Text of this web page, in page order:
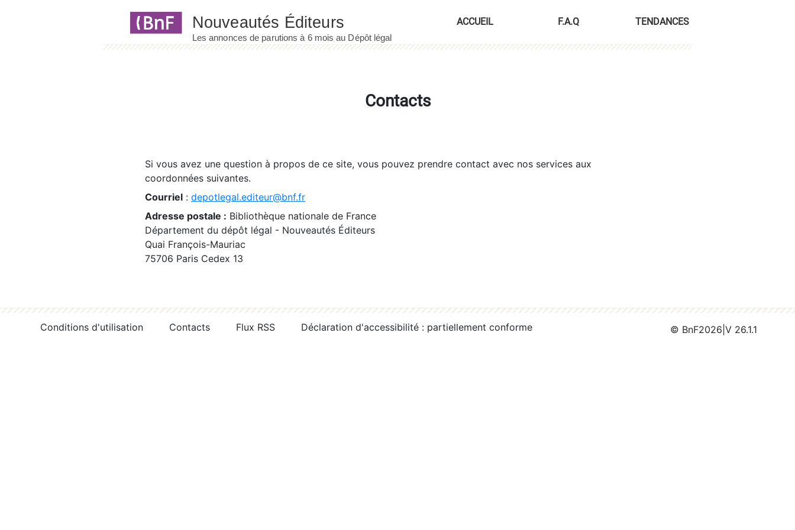
ACCUEIL F.A.Q TENDANCES
Contacts
Si vous avez une question à propos de ce site, vous pouvez prendre contact avec nos services aux
coordonnées suivantes.
Courriel : depotlegal.editeur@bnf.fr
Adresse postale : Bibliothèque nationale de France
Département du dépôt légal - Nouveautés Éditeurs
Quai François-Mauriac
75706 Paris Cedex 13
Conditions d'utilisation Contacts Flux RSS Déclaration d'accessibilité : partiellement conforme © BnF2026 V 26.1.1